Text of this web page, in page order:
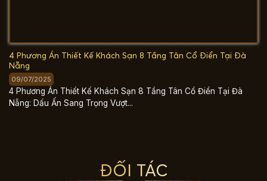
4 Phương Án Thiết Kế Khách Sạn 8 Tầng Tân Cổ Điển Tại Đà
Nẵng
09/07/2025
4 Phương Án Thiết Kế Khách Sạn 8 Tầng Tân Cổ Điển Tại Đà
Nẵng: Dấu Ấn Sang Trọng Vượt...
ĐỐI TÁC